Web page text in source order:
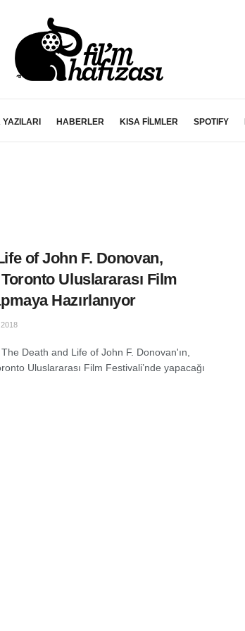
HABERLER KISA FİLMLER SPOTIFY
of John F. Donovan,
Uluslararası Film
Hazırlanıyor
Death and Life of John F. Donovan'ın,
Uluslararası Film Festivali’nde yapacağı